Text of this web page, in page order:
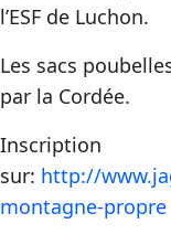
l’ESF de Luchon.
Les sacs
par la Cordée.
Inscription
sur: http://
montagne-propre